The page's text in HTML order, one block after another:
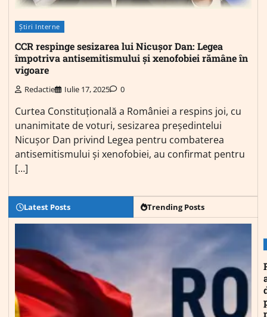
Știri Interne
CCR respinge sesizarea lui Nicușor Dan: Legea
împotriva antisemitismului și xenofobiei rămâne în
vigoare
Redactie Iulie 17, 2025 0
Curtea Constituțională a României a respins joi, cu
unanimitate de voturi, sesizarea președintelui
Nicușor Dan privind Legea pentru combaterea
antisemitismului și xenofobiei, au confirmat pentru
[…]
Latest Posts Trending Posts